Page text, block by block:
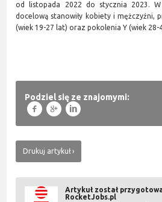
od listopada 2022 do stycznia 2023.
docelową stanowiły kobiety i mężczyźni,
(wiek 19-27 lat) oraz pokolenia Y (wiek 28-
Podziel się ze znajomymi:
f g l
Drukuj artykuł
Artykuł został
RocketJobs.pl